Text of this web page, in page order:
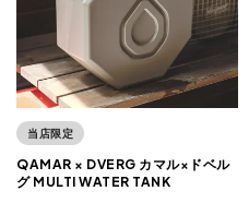
当店限定
QAMAR × DVERG カマル×ドベル
グ MULTI WATER TANK